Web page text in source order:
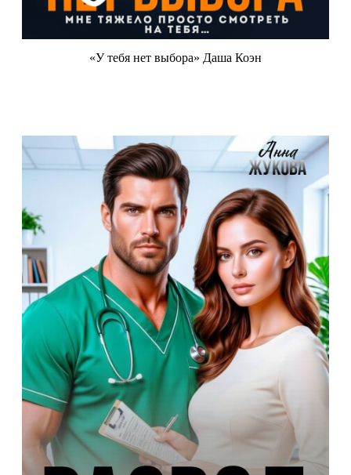
«У тебя нет выбора» Даша Коэн